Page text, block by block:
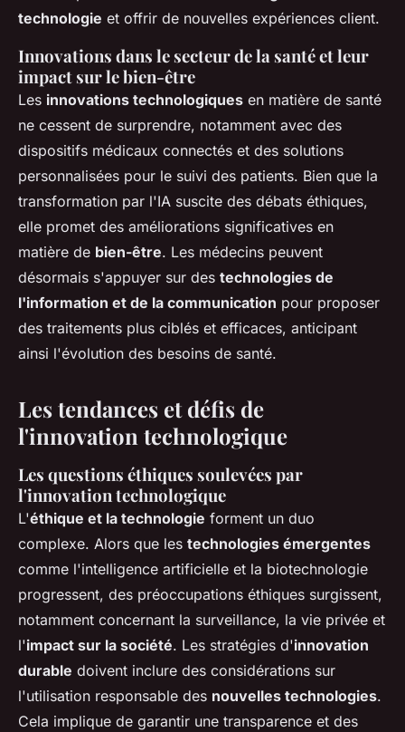
technologie et offrir de nouvelles expériences client.
Innovations dans le secteur de la santé et leur
impact sur le bien-être
Les innovations technologiques en matière de santé
ne cessent de surprendre, notamment avec des
dispositifs médicaux connectés et des solutions
personnalisées pour le suivi des patients. Bien que la
transformation par l'IA suscite des débats éthiques,
elle promet des améliorations significatives en
matière de bien-être. Les médecins peuvent
désormais s'appuyer sur des technologies de
l'information et de la communication pour proposer
des traitements plus ciblés et efficaces, anticipant
ainsi l'évolution des besoins de santé.
Les tendances et défis de
l'innovation technologique
Les questions éthiques soulevées par
l'innovation technologique
L'éthique et la technologie forment un duo
complexe. Alors que les technologies émergentes
comme l'intelligence artificielle et la biotechnologie
progressent, des préoccupations éthiques surgissent,
notamment concernant la surveillance, la vie privée et
l'impact sur la société. Les stratégies d'innovation
durable doivent inclure des considérations sur
l'utilisation responsable des nouvelles technologies.
Cela implique de garantir une transparence et des